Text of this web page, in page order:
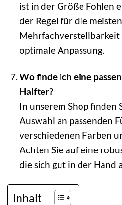
ist in der Größe Fohlen
der Regel für die
optimale Anpassung.
Wo finde ich eine
Halfter?
In unserem Shop finden
Auswahl an passenden
verschiedenen Farben
Achten Sie auf eine
die sich gut in der Hand
Inhalt